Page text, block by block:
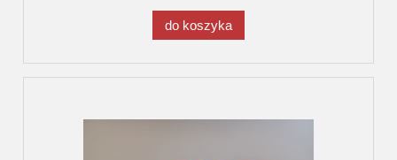
do koszyka